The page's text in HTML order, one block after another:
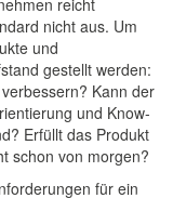
reicht
nicht aus. Um
und
gestellt werden:
Kann der
und Know-
Erfüllt das Produkt
schon von morgen?
für ein